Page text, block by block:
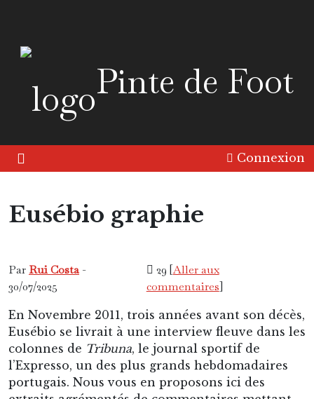
Pinte de Foot
Connexion
Eusébio graphie
Europe Interview Portrait Rétrospective
Par Rui Costa -
30/07/2025
29 [Aller aux
commentaires]
En Novembre 2011, trois années avant son décès,
Eusébio se livrait à une interview fleuve dans les
colonnes de Tribuna, le journal sportif de
l’Expresso, un des plus grands hebdomadaires
portugais. Nous vous en proposons ici des